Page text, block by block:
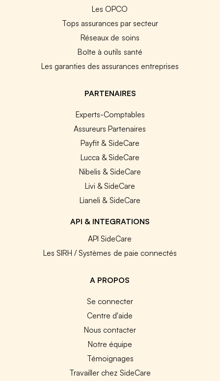
Les OPCO
Tops assurances par secteur
Réseaux de soins
Boîte à outils santé
Les garanties des assurances entreprises
PARTENAIRES
Experts-Comptables
Assureurs Partenaires
Payfit & SideCare
Lucca & SideCare
Nibelis & SideCare
Livi & SideCare
Lianeli & SideCare
API & INTEGRATIONS
API SideCare
Les SIRH / Systèmes de paie connectés
A PROPOS
Se connecter
Centre d'aide
Nous contacter
Notre équipe
Témoignages
Travailler chez SideCare